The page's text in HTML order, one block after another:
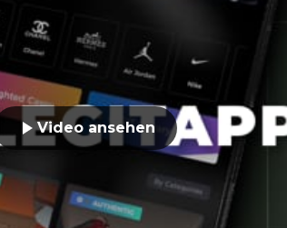
Video ansehen